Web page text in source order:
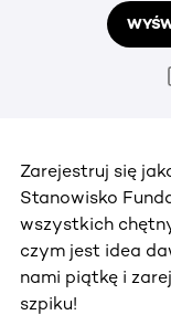
Zarejestruj się
Stanowisko
wszystkich
czym jest idea
nami piątkę i
szpiku!